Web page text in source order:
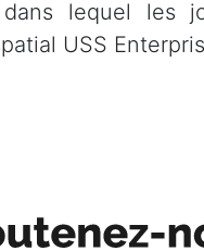
dans lequel les
USS